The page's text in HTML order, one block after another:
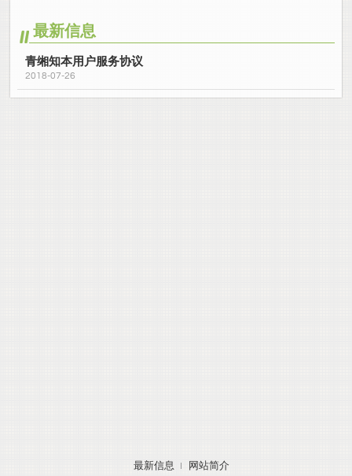
最新信息
青缃知本用户服务协议
2018-07-26
最新信息 网站简介